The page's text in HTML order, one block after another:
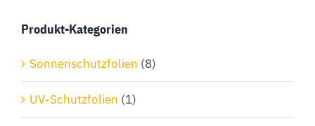
können
Produktseite
gewählt
Produkt-Kategorien
Sonnenschutzfolien (8)
UV-Schutzfolien (1)